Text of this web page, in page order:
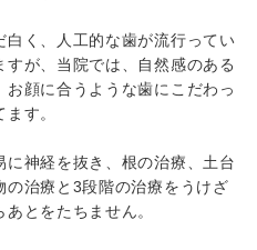
白く、人工的な歯が流行ってい
すが、当院では、自然感のある
お顔に合うような歯にこだわっ
す。
に神経を抜き、根の治療、土台
の治療と3段階の治療をうけざ
とをたちません。